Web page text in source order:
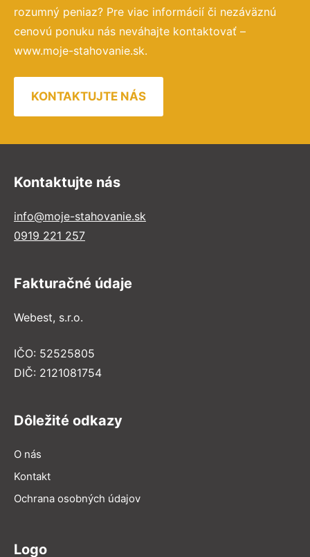
rozumný peniaz? Pre viac informácií či nezáväznú
cenovú ponuku nás neváhajte kontaktovať –
www.moje-stahovanie.sk.
KONTAKTUJTE NÁS
Kontaktujte nás
info@moje-stahovanie.sk
0919 221 257
Fakturačné údaje
Webest, s.r.o.
IČO: 52525805
DIČ: 2121081754
Dôležité odkazy
O nás
Kontakt
Ochrana osobných údajov
Logo